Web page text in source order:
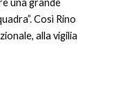
Così Rino
alla vigilia